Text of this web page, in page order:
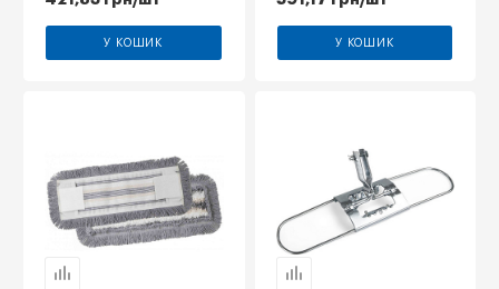
У КОШИК У КОШИК